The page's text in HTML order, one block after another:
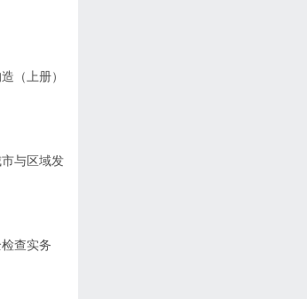
（上册）
与区域发
查实务